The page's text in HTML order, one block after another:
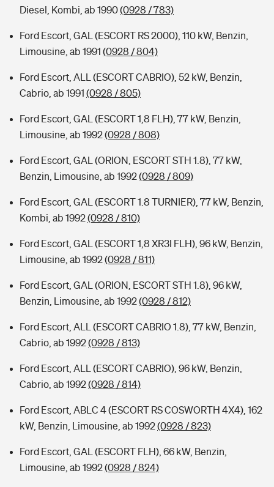
Diesel, Kombi, ab 1990(0928 / 783)
Ford Escort, GAL (ESCORT RS 2000), 110 kW, Benzin,
Limousine, ab 1991 (0928 / 804)
Ford Escort, ALL (ESCORT CABRIO), 52 kW, Benzin,
Cabrio, ab 1991 (0928 / 805)
Ford Escort, GAL (ESCORT 1,8 FLH), 77 kW, Benzin,
Limousine, ab 1992(0928 / 808)
Ford Escort, GAL (ORION, ESCORT STH 1.8), 77 kW,
Benzin, Limousine, ab 1992(0928 / 809)
Ford Escort, GAL (ESCORT 1.8 TURNIER), 77 kW, Benzin,
Kombi, ab 1992(0928 / 810)
Ford Escort, GAL (ESCORT 1,8 XR3I FLH), 96 kW, Benzin,
Limousine, ab 1992(0928 / 811)
Ford Escort, GAL (ORION, ESCORT STH 1.8), 96 kW,
Benzin, Limousine, ab 1992(0928 / 812)
Ford Escort, ALL (ESCORT CABRIO 1.8), 77 kW, Benzin,
Cabrio, ab 1992(0928 / 813)
Ford Escort, ALL (ESCORT CABRIO), 96 kW, Benzin,
Cabrio, ab 1992(0928 / 814)
Ford Escort, ABLC 4 (ESCORT RS COSWORTH 4X4), 162
kW, Benzin, Limousine, ab 1992(0928 / 823)
Ford Escort, GAL (ESCORT FLH), 66 kW, Benzin,
Limousine, ab 1992(0928 / 824)